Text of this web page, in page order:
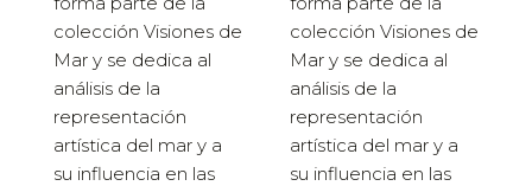
colección Visiones de
Mar y se dedica al
análisis de la
representación
artística del mar y a
su influencia en las
colección Visiones de
Mar y se dedica al
análisis de la
representación
artística del mar y a
su influencia en las